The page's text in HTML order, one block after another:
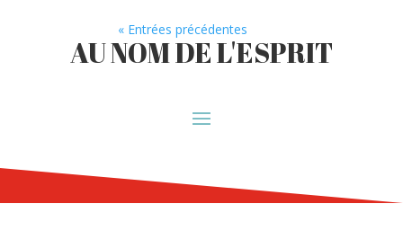
« Entrées précédentes
AU NOM DE L'ESPRIT